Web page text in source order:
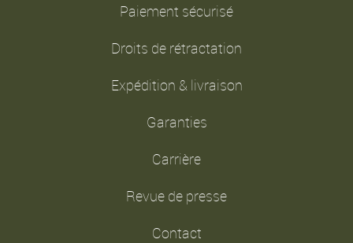
Paiement sécurisé
Droits de rétractation
Expédition & livraison
Garanties
Carrière
Revue de presse
Contact